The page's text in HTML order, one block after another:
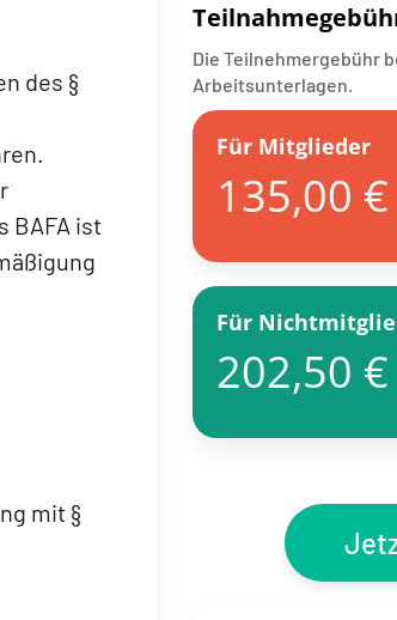
des §
BAFA ist
mit §
Die Teilnehmergebühr
Arbeitsunterlagen.
Für Mitglieder
135,00 €
Für
202,50 €